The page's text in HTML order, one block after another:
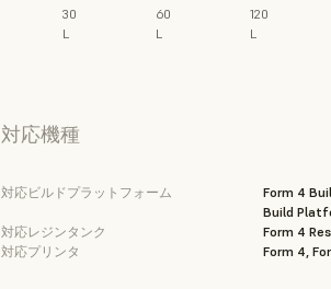
30
L
60
L
120
L
対応機種
対応ビルドプラットフォーム
Form 4
Build
対応レジンタンク
Form 4
対応プリンタ
Form 4,